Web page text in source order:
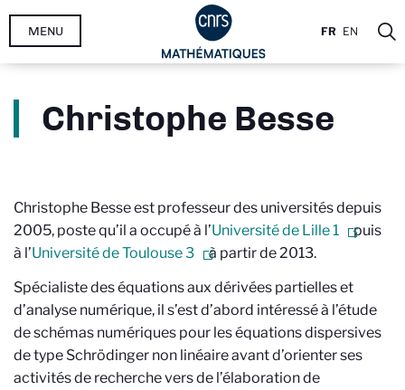
Aller
FR EN
MENU
Christophe Besse
Christophe Besse est professeur des universités depuis
2005, poste qu’il a occupé à l’Université de Lille 1
puis
à l’Université de Toulouse 3
à partir de 2013.
Spécialiste des équations aux dérivées partielles et
d’analyse numérique, il s’est d’abord intéressé à l’étude
de schémas numériques pour les équations dispersives
de type Schrödinger non linéaire avant d’orienter ses
activités de recherche vers de l’élaboration de